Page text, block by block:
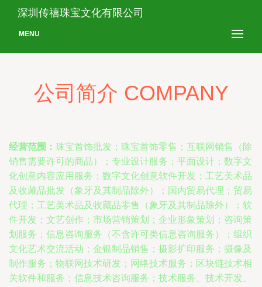
深圳传禧珠宝文化有限公司
MENU
公司简介 COMPANY
经营范围： 珠宝首饰批发；珠宝首饰零售；互联网销售（除
销售需要许可的商品）；专业设计服务；平面设计；数字文
化创意内容应用服务；数字文化创意软件开发；工艺美术品
及收藏品批发（象牙及其制品除外）；国内贸易代理；贸易
代理；工艺美术品及收藏品零售（象牙及其制品除外）；软
件开发；文艺创作；市场营销策划；企业形象策划；咨询策
划服务；信息咨询服务（不含许可类信息咨询服务）；组织
文化艺术交流活动；金银制品销售；摄影扩印服务；摄像及
制作服务；物联网技术研发；网络技术服务；区块链技术相
关软件和服务；信息技术咨询服务；技术服务、技术开发、